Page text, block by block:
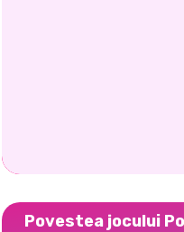
Povestea jocului